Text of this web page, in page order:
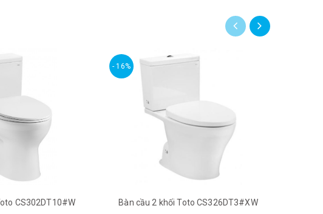
CS302DT10#W
- 16%
Bàn cầu 2 khối Toto CS326DT3#XW